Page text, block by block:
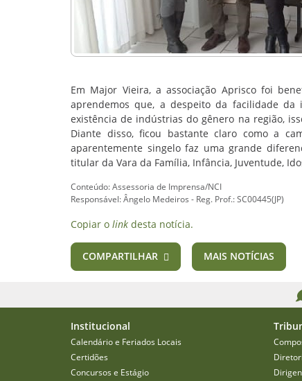
Em Major Vieira, a associação Aprisco foi
aprendemos que, a despeito da facilidade
existência de indústrias do gênero na região,
Diante disso, ficou bastante claro como a
aparentemente singelo faz uma grande
titular da Vara da Família, Infância, Juventude,
Conteúdo: Assessoria de Imprensa/NCI
Responsável: Ângelo Medeiros - Reg. Prof.: SC00445(JP)
Copiar o link desta notícia.
COMPARTILHAR MAIS NOTÍCIAS
Institucional
Calendário e Feriados Locais
Certidões
Concursos e Estágio